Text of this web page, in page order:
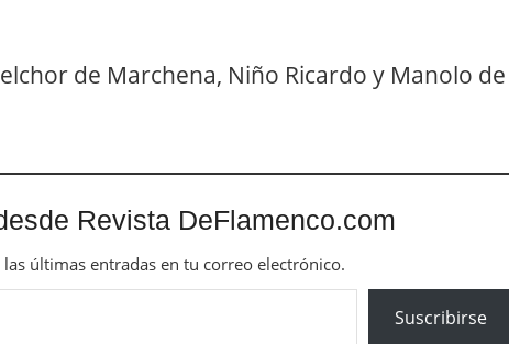
de Marchena, Niño Ricardo y Manolo de
Revista DeFlamenco.com
últimas entradas en tu correo electrónico.
Suscribirse